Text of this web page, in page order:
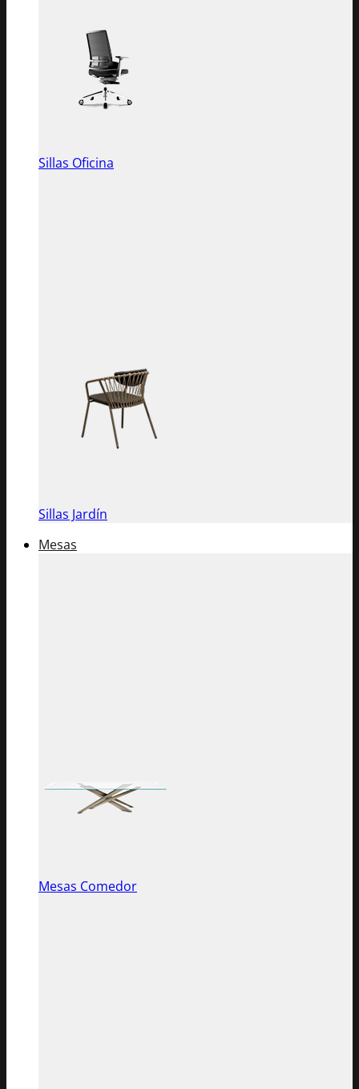
Sillas Oficina
Sillas Jardín
Mesas
Mesas Comedor